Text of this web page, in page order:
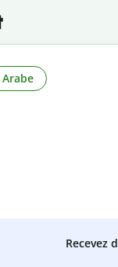
Arabe
Recevez